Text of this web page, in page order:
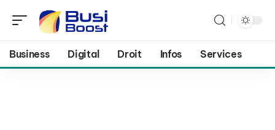
Business Digital Droit Infos Services